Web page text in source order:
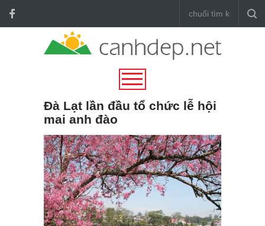
Đà Lạt lần đầu tổ chức lễ hội
mai anh đào